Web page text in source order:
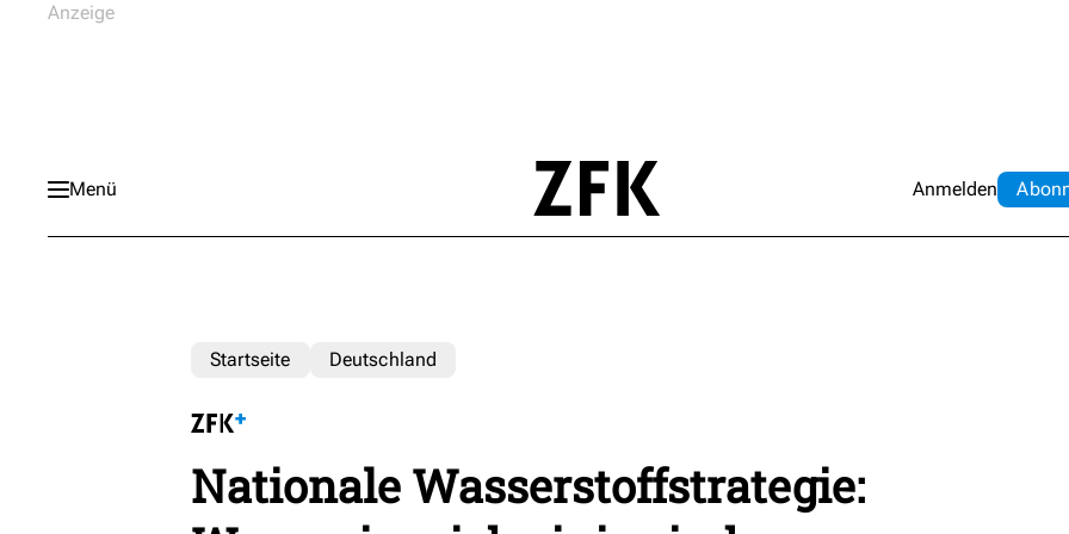
Menü Anmelden Abo
Startseite Deutschland
Nationale Wasserstoffstrategie: